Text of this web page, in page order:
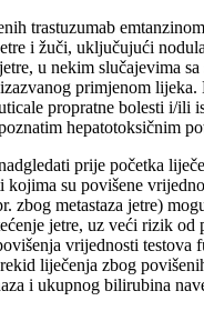
trastuzumab
i žuči, uključujući
u nekim slučajevima
primjenom lijeka.
propratne bolesti i/ili
hepatotoksičnim
prije početka
kojima su povišene
zbog metastaza jetre)
jetre, uz veći rizik od
vrijednosti testova
liječenja zbog
i ukupnog bilirubina